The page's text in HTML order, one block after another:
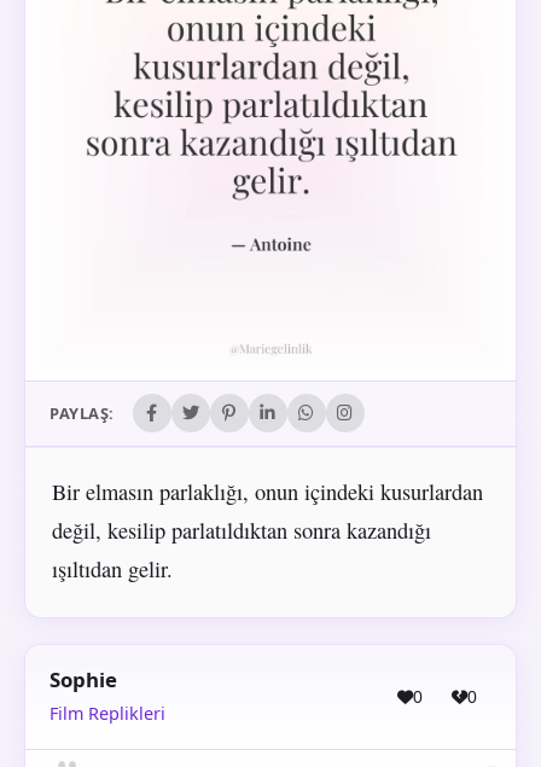
PAYLAŞ:
Bir elmasın parlaklığı, onun içindeki kusurlardan
değil, kesilip parlatıldıktan sonra kazandığı
ışıltıdan gelir.
Sophie
Film Replikleri
0 0